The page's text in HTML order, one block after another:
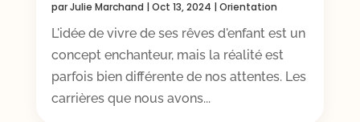
parJulie Marchand | Oct 13, 2024 | Orientation
L'idée de vivre de ses rêves d'enfant est un
concept enchanteur, mais la réalité est
parfois bien différente de nos attentes. Les
carrières que nous avons...